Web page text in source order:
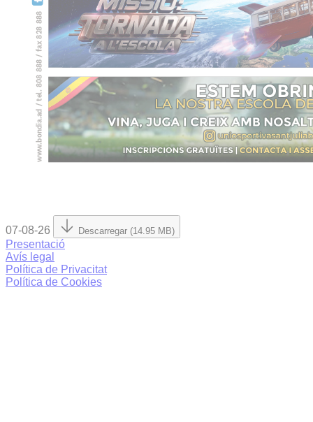
07-08-26 Descarregar (14.95 MB)
Presentació
Avís legal
Política de Privacitat
Política de Cookies